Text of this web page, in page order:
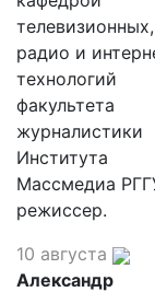
телевизионных,
радио и
технологий
факультета
журналистики
Института
Массмедиа
режиссер.
10 августа
Александр